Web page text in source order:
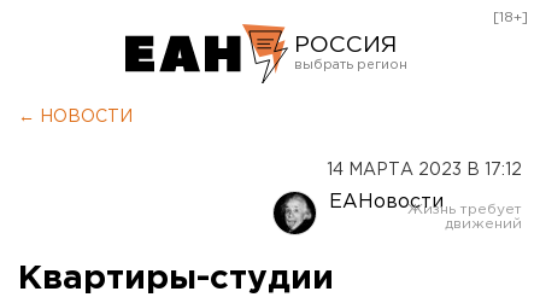
РОССИЯ
Оренбург
[18+]
← НОВОСТИ
14 МАРТА 2023 В 17:12
ЕАНовости
Квартиры-студии